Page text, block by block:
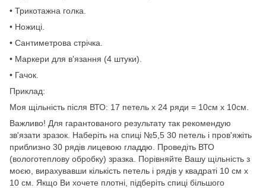
• Трикотажна голка.
• Ножиці.
• Сантиметрова стрічка.
• Маркери для в'язання (4 штуки).
• Гачок.
Приклад:
Моя щільність після ВТО: 17 петель х 24 ряди = 10см х 10см.
Важливо! Для гарантованого результату так рекомендую
зв'язати зразок. Наберіть на спиці №5,5 30 петель і пров'яжіть
приблизно 30 рядів лицевою гладдю. Проведіть ВТО
(вологотеплову обробку) зразка. Порівняйте Вашу щільність з
моєю, вирахувавши кількість петель і рядів у квадраті 10 см х
10 см. Якщо Ви хочете плотні, підберіть спиці більшого